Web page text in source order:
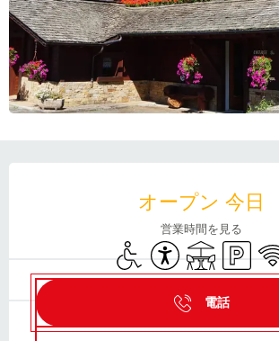
オープン 今日
営業時間を見る
Disabled access
Accessibility
TerraceCar park
Wifi
電話